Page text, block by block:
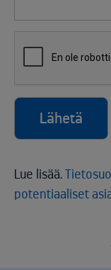
Lähetä
Lue lisää.
potentiaaliset